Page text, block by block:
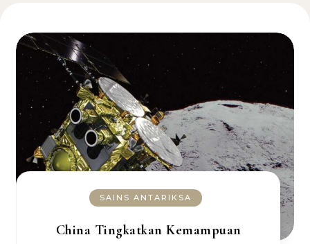
SAINS ANTARIKSA
China Tingkatkan Kemampuan